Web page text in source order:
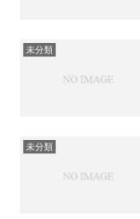
未分類
未分類